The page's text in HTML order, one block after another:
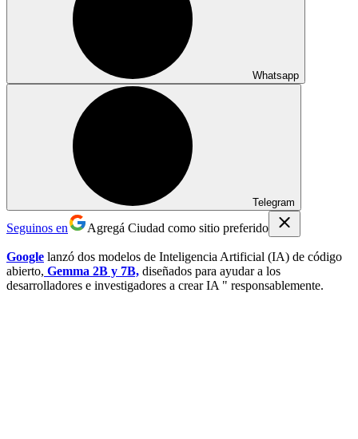
Whatsapp
Telegram
Seguinos en Agregá Ciudad como sitio preferido
Google lanzó dos modelos de Inteligencia Artificial (IA) de código
abierto, Gemma 2B y 7B, diseñados para ayudar a los
desarrolladores e investigadores a crear IA " responsablemente.